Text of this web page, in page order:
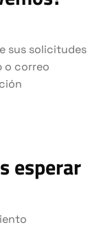
sus solicitudes
o correo
esperar